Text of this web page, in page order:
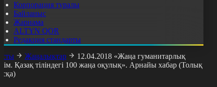
Корпорация туралы
Байланыс
Жарнама
ALTYN QOR
Редакция стандарты
Жаңалықтар
12.04.2018 «Жаңа гуманитарлық
Қазақ тіліндегі 100 жаңа оқулық». Арнайы хабар (Толық